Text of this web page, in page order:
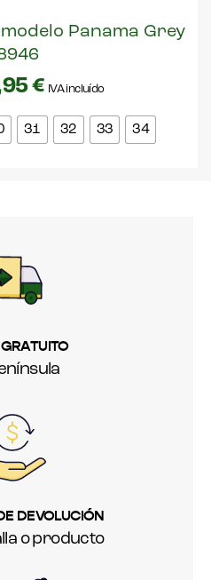
Panama Grey
€ IVA incluído
31 32 33 34
DEVOLUCIÓN
o producto